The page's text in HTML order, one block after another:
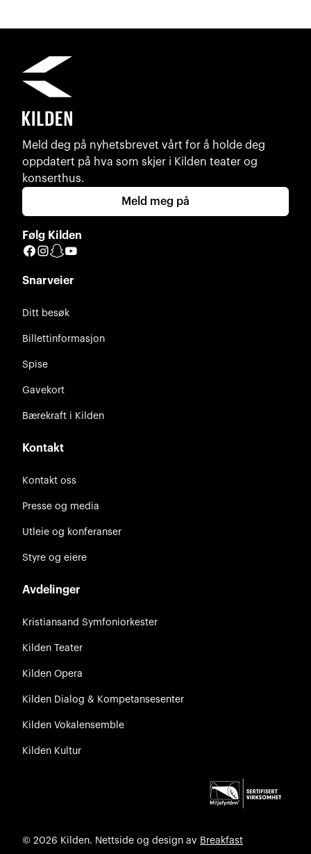
Meld deg på nyhetsbrevet vårt for å holde deg
oppdatert på hva som skjer i Kilden teater og
konserthus.
Meld meg på
Følg Kilden
Facebook
Instagram
Snapchat
Snarveier
Ditt besøk
Billettinformasjon
Spise
Gavekort
Bærekraft i Kilden
Kontakt
Kontakt oss
Presse og media
Utleie og konferanser
Styre og eiere
Avdelinger
Kristiansand Symfoniorkester
Kilden Teater
Kilden Opera
Kilden Dialog & Kompetansesenter
Kilden Vokalensemble
Kilden Kultur
© 2026 Kilden. Nettside og design av Breakfast